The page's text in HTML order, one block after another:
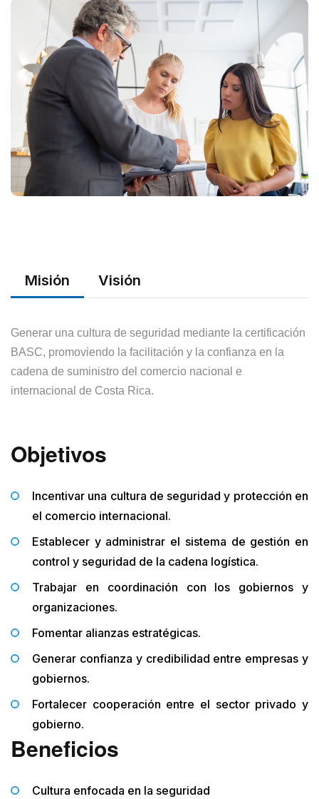
Misión Visión
Generar una cultura de seguridad mediante la certificación
BASC, promoviendo la facilitación y la confianza en la
cadena de suministro del comercio nacional e
internacional de Costa Rica.
Objetivos
Incentivar una cultura de seguridad y protección en
el comercio internacional.
Establecer y administrar el sistema de gestión en
control y seguridad de la cadena logística.
Trabajar en coordinación con los gobiernos y
organizaciones.
Fomentar alianzas estratégicas.
Generar confianza y credibilidad entre empresas y
gobiernos.
Fortalecer cooperación entre el sector privado y
gobierno.
Beneficios
Cultura enfocada en la seguridad